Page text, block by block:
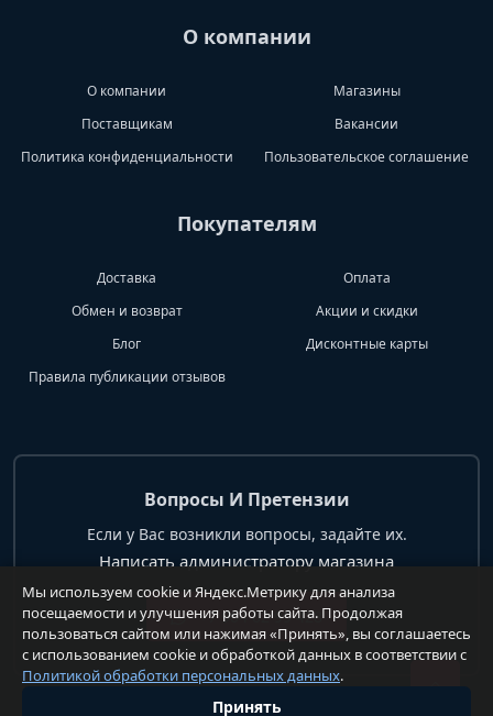
О компании
О компании
Магазины
Поставщикам
Вакансии
Политика конфиденциальности
Пользовательское соглашение
Покупателям
Доставка
Оплата
Обмен и возврат
Акции и скидки
Блог
Дисконтные карты
Правила публикации отзывов
Вопросы И Претензии
Если у Вас возникли вопросы, задайте их.
Написать администратору магазина
+7 904 62 99 428
Мы используем cookie и Яндекс.Метрику для анализа
посещаемости и улучшения работы сайта. Продолжая
пользоваться сайтом или нажимая «Принять», вы соглашаетесь
с использованием cookie и обработкой данных в соответствии с
Политикой обработки персональных данных.
Принять